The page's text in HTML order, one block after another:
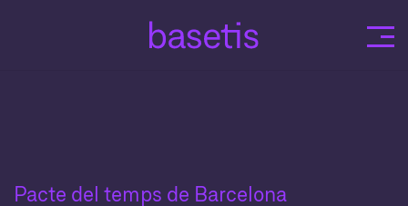
Pacte del temps de Barcelona